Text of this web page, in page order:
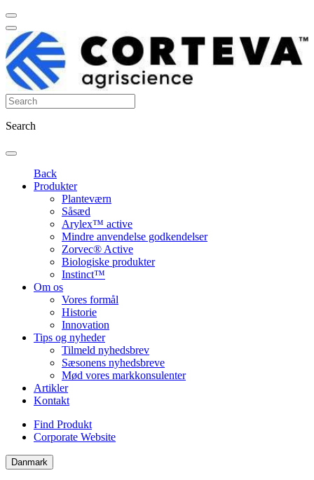
Search
Back
Produkter
Planteværn
Såsæd
Arylex™ active
Mindre anvendelse godkendelser
Zorvec® Active
Biologiske produkter
Instinct™
Om os
Vores formål
Historie
Innovation
Tips og nyheder
Tilmeld nyhedsbrev
Sæsonens nyhedsbreve
Mød vores markkonsulenter
Artikler
Kontakt
Find Produkt
Corporate Website
Danmark